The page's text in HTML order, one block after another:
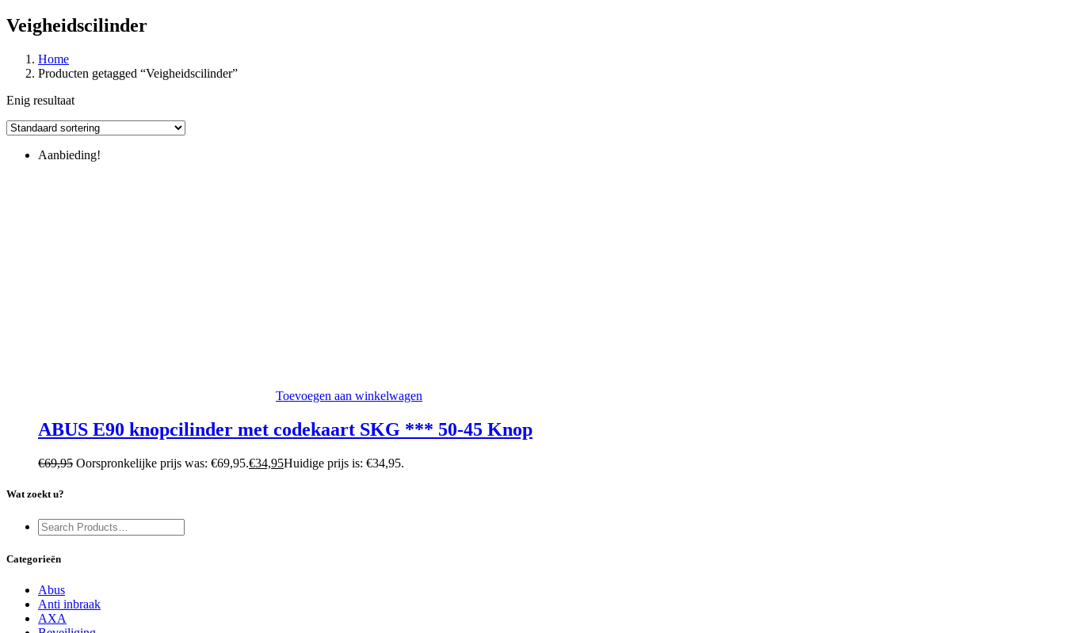
Veigheidscilinder
Home
Producten getagged “Veigheidscilinder”
Enig resultaat
Aanbieding!
Toevoegen aan winkelwagen
ABUS E90 knopcilinder met codekaart SKG *** 50-45 Knop
€69,95 Oorspronkelijke prijs was: €69,95.€34,95Huidige prijs is: €34,95.
Wat zoekt u?
Categorieën
Abus
Anti inbraak
AXA